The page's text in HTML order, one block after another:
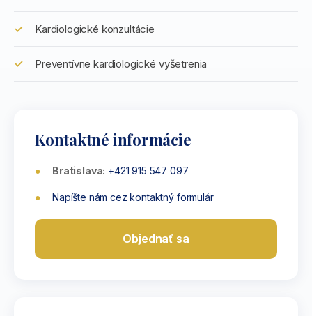
Kardiologické konzultácie
Preventívne kardiologické vyšetrenia
Kontaktné informácie
Bratislava: +421 915 547 097
Napíšte nám cez kontaktný formulár
Objednať sa